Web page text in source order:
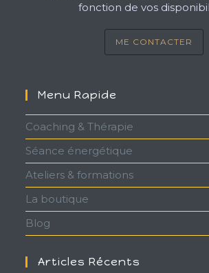
fonction de vos
ME CONTACTER
Menu Rapide
Coaching & Thérapie
Séance énergétique
Ateliers & formations
La boutique
Blog
Articles Récents